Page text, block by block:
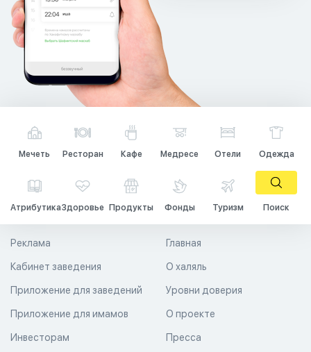
Мечеть Ресторан Кафе Медресе Отели Одежда
АтрибутикаЗдоровье Продукты Фонды Туризм Поиск
Главная
О халяль
Уровни доверия
Реклама
Кабинет заведения
Приложение для заведений
Приложение для имамов О проекте
Пресса
Инвесторам